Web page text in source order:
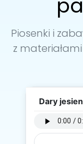
Piosenki i
z